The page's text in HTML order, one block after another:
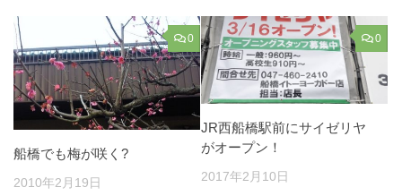
0
船橋でも梅が咲く?
2010年2月19日
0
JR西船橋駅前にサイゼリヤ
がオープン！
2017年2月10日